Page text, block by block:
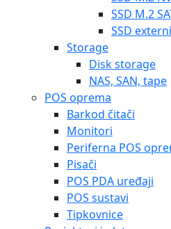
SSD M.2
SSD externi
Storage
Disk storage
NAS, SAN, tape
POS oprema
Barkod čitači
Monitori
Periferna POS
Pisači
POS PDA uređaji
POS sustavi
Tipkovnice